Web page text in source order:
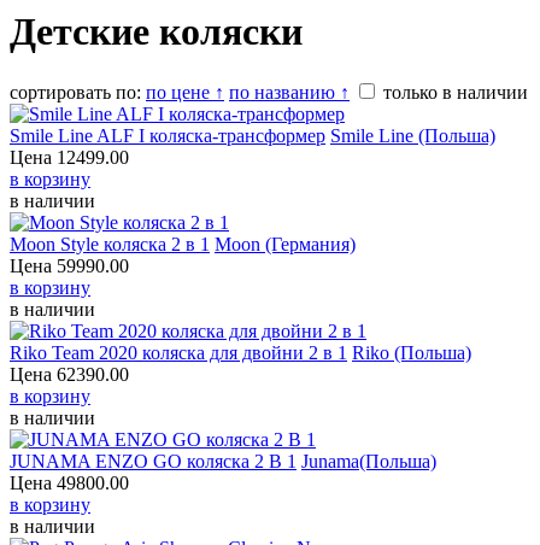
Детские коляски
сортировать по: по цене ↑ по названию ↑ только в наличии
Smile Line ALF I коляска-трансформер Smile Line (Польша)
Цена 12499.00
в корзину
в наличии
Moon Style коляска 2 в 1 Moon (Германия)
Цена 59990.00
в корзину
в наличии
Riko Team 2020 коляска для двойни 2 в 1 Riko (Польша)
Цена 62390.00
в корзину
в наличии
JUNAMA ENZO GO коляска 2 В 1 Junama(Польша)
Цена 49800.00
в корзину
в наличии